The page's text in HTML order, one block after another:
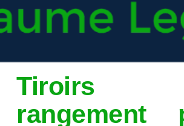
Tiroirs
rangement